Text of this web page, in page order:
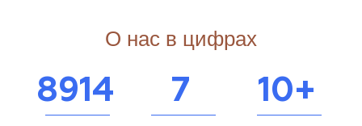
О нас в цифрах
8914 7 10+